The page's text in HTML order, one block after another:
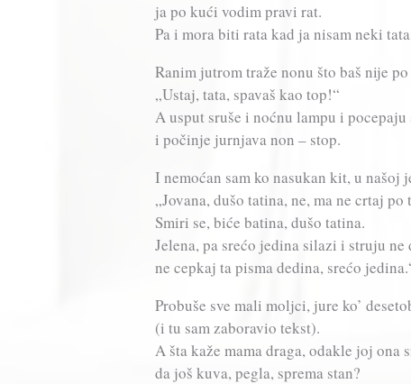
ja po kući vodim pravi rat.
Pa i mora biti rata kad ja nisam neki
Ranim jutrom traže nonu što baš nije
„Ustaj, tata, spavaš kao top!“
A usput sruše i noćnu lampu i
i počinje jurnjava non – stop.
I nemoćan sam ko nasukan kit, u našoj
„Jovana, dušo tatina, ne, ma ne crtaj
Smiri se, biće batina, dušo tatina.
Jelena, pa srećo jedina silazi i struju ne
ne cepkaj ta pisma dedina, srećo
Probuše sve mali moljci, jure ko’
(i tu sam zaboravio tekst).
A šta kaže mama draga, odakle joj ona
da još kuva, pegla, sprema stan?